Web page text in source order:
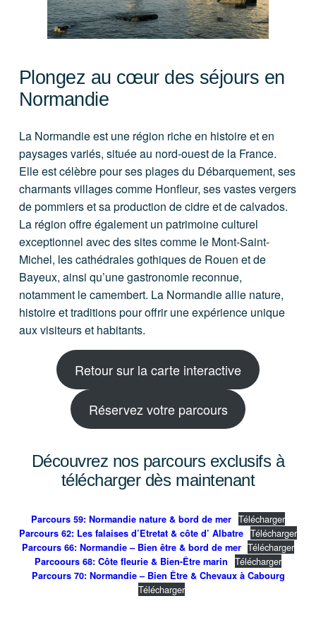
Plongez au cœur des séjours en
Normandie
La Normandie est une région riche en histoire et en
paysages variés, située au nord-ouest de la France.
Elle est célèbre pour ses plages du Débarquement, ses
charmants villages comme Honfleur, ses vastes vergers
de pommiers et sa production de cidre et de calvados.
La région offre également un patrimoine culturel
exceptionnel avec des sites comme le Mont-Saint-
Michel, les cathédrales gothiques de Rouen et de
Bayeux, ainsi qu’une gastronomie reconnue,
notamment le camembert. La Normandie allie nature,
histoire et traditions pour offrir une expérience unique
aux visiteurs et habitants.
Retour sur la carte interactive
Réservez votre parcours
Découvrez nos parcours exclusifs à
télécharger dès maintenant
Parcours 59: Normandie nature & bord de mer Télécharger
Parcours 62: Les falaises d’Etretat & côte d’ Albatre Télécharger
Parcours 66: Normandie – Bien être & bord de mer Télécharger
Parcoours 68: Côte fleurie & Bien-Être marin Télécharger
Parcours 70: Normandie – Bien Être & Chevaux à Cabourg
Télécharger